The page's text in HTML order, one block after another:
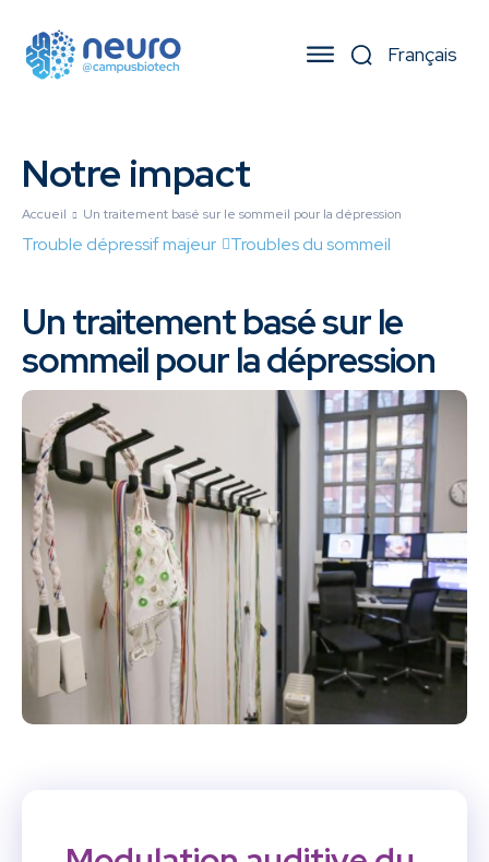
Notre impact
Accueil Un traitement basé sur le sommeil pour la dépression
Trouble dépressif majeur Troubles du sommeil
Un traitement basé sur le
sommeil pour la dépression